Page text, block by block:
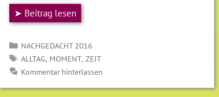
➤ Beitrag lesen
Kategorien
NACHGEDACHT 2016
SCHLAGWÖRTER
ALLTAG, MOMENT, ZEIT
Kommentar hinterlassen